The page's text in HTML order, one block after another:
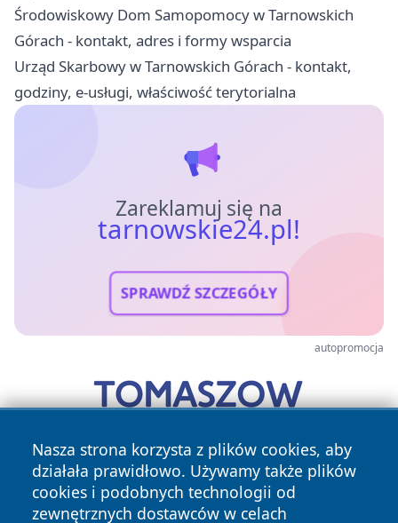
Środowiskowy Dom Samopomocy w Tarnowskich
Górach - kontakt, adres i formy wsparcia
Urząd Skarbowy w Tarnowskich Górach - kontakt,
godziny, e-usługi, właściwość terytorialna
Zareklamuj się na
tarnowskie24.pl!
SPRAWDŹ SZCZEGÓŁY
autopromocja
Nasza strona korzysta z plików cookies, aby
działała prawidłowo. Używamy także plików
cookies i podobnych technologii od
zewnętrznych dostawców w celach